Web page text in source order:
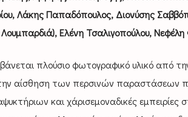
Λάκης Παπαδόπουλος, Διονύσης
Ελένη Τσαλιγοπούλου,
πλούσιο φωτογραφικό υλικό από
αίσθηση των περσινών παραστάσεων
και χάρισεμοναδικές εμπειρίες